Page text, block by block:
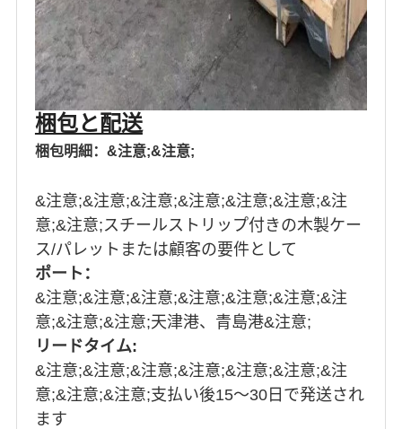
梱包と配送
梱包明細：&注意;&注意;
&注意;&注意;&注意;&注意;&注意;&注意;&注
意;&注意;スチールストリップ付きの木製ケー
ス/パレットまたは顧客の要件として
ポート：
&注意;&注意;&注意;&注意;&注意;&注意;&注
意;&注意;&注意;天津港、青島港&注意;
リードタイム:
&注意;&注意;&注意;&注意;&注意;&注意;&注
意;&注意;&注意;支払い後15〜30日で発送され
ます